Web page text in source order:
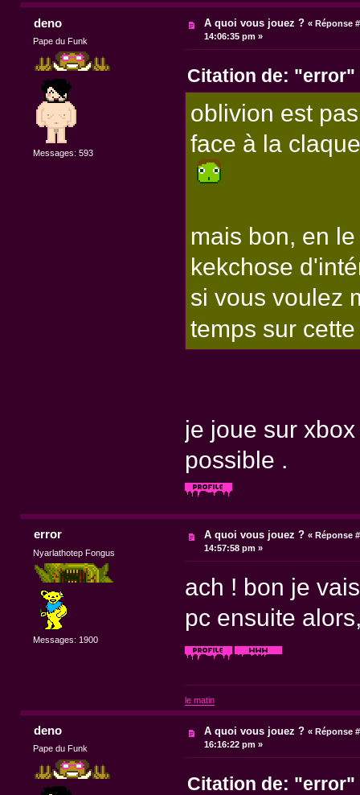
deno
Pape du Funk
Messages: 593
A quoi vous jouez ? « Réponse
14:06:35 pm »
Citation de: "error"
oblivion est
face à la
mais bon, en
kekchose
si vous voulez
temps sur
je joue sur
possible .
error
Nyarlathotep Fongus
Messages: 1900
A quoi vous jouez ? « Réponse
14:57:58 pm »
ach ! bon je
pc ensuite
le matin
deno
Pape du Funk
A quoi vous jouez ? «Réponse
16:16:22 pm »
Citation de: "error"